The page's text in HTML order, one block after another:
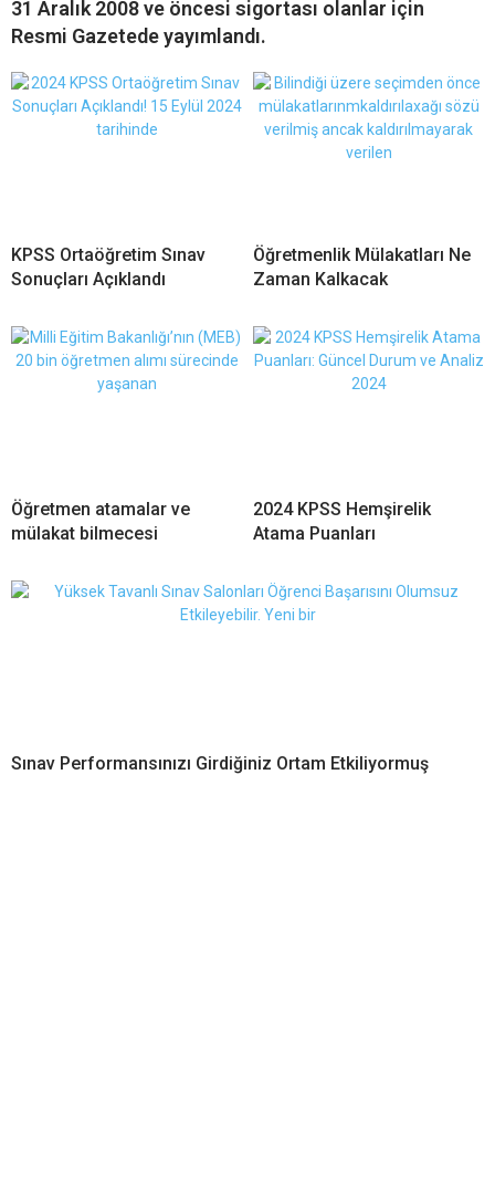
31 Aralık 2008 ve öncesi sigortası olanlar için
Resmi Gazetede yayımlandı.
KPSS Ortaöğretim Sınav
Sonuçları Açıklandı
Öğretmenlik Mülakatları Ne
Zaman Kalkacak
Öğretmen atamalar ve
mülakat bilmecesi
2024 KPSS Hemşirelik
Atama Puanları
Sınav Performansınızı Girdiğiniz Ortam Etkiliyormuş